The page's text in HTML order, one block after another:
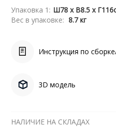
Упаковка 1: Ш78 x В8.5 x
Вес в упаковке: 8.7 кг
Инструкция по
3D модель
НАЛИЧИЕ НА СКЛАДАХ